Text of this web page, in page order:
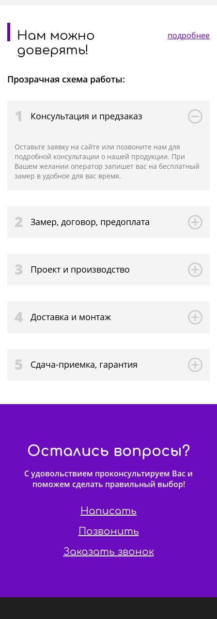
Нам можно
доверять!
подробнее
Прозрачная схема работы:
1 Консультация и предзаказ
Оставьте заявку на сайте или позвоните нам для
подробной консультации о нашей продукции. При
Вашем желании оператор запишет вас на бесплатный
замер в удобное для вас время.
2 Замер, договор, предоплата
3 Проект и производство
4 Доставка и монтаж
5 Сдача-приемка, гарантия
Остались вопросы?
С удовольствием проконсультируем Вас и
поможем сделать правильный выбор!
Написать
Позвонить
Заказать звонок